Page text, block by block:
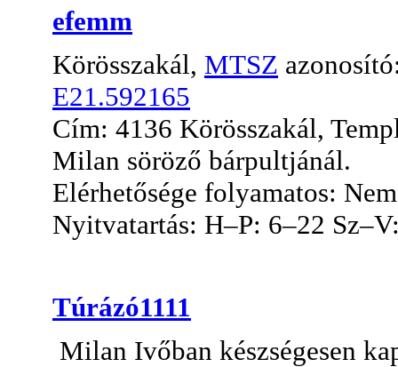
efemm
Körösszakál, MTSZ
E21.592165
Cím: 4136 Körösszakál,
Milan söröző bárpultjánál.
Elérhetősége folyamatos:
Nyitvatartás: H–P: 6–22
Túrázó1111
Milan Ivőban készségesen